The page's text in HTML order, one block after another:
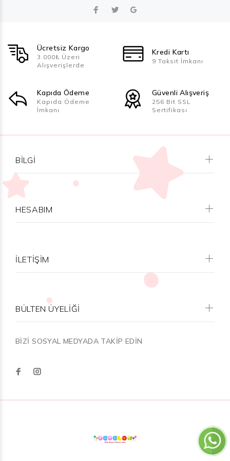
Ücretsiz Kargo
3.000₺ Üzeri
Alışverişlerde
Kredi Kartı
9 Taksit İmkanı
Kapıda Ödeme
Kapıda Ödeme
İmkanı
Güvenli Alışveriş
256 Bit SSL
Sertifikası
BILGI
HESABIM
İLETİŞİM
BÜLTEN ÜYELİĞİ
BİZİ SOSYAL MEDYADA TAKİP EDİN